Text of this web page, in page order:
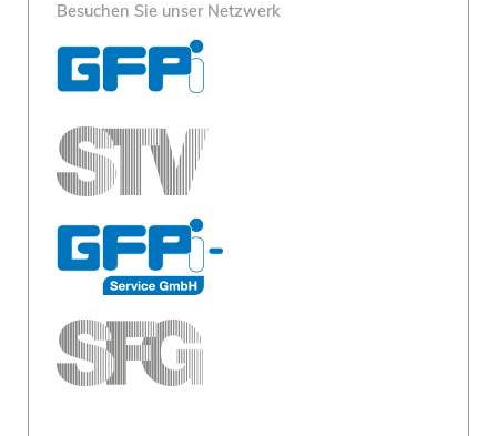
Besuchen Sie unser Netzwerk